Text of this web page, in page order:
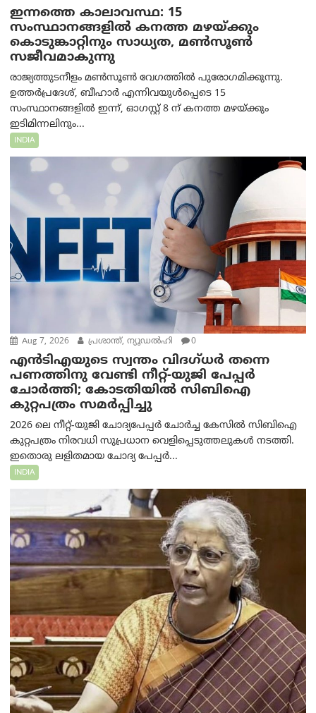
ഇന്നത്തെ കാലാവസ്ഥ: 15
സംസ്ഥാനങ്ങളിൽ കനത്ത മഴയ്ക്കും
കൊടുങ്കാറ്റിനും സാധ്യത, മൺസൂൺ
സജീവമാകുന്നു
രാജ്യത്തുടനീളം മൺസൂൺ വേഗത്തിൽ പുരോഗമിക്കുന്നു.
ഉത്തർപ്രദേശ്, ബീഹാർ എന്നിവയുൾപ്പെടെ 15
സംസ്ഥാനങ്ങളിൽ ഇന്ന്, ഓഗസ്റ്റ് 8 ന് കനത്ത മഴയ്ക്കും
ഇടിമിന്നലിനും...
INDIA
Aug 7, 2026 പ്രശാന്ത്, ന്യൂഡല്‍ഹി 0
എൻ‌ടി‌എയുടെ സ്വന്തം വിദഗ്ധർ തന്നെ
പണത്തിനു വേണ്ടി നീറ്റ്-യു‌ജി പേപ്പർ
ചോർത്തി; കോടതിയില്‍ സിബിഐ
കുറ്റപത്രം സമര്‍പ്പിച്ചു
2026 ലെ നീറ്റ്-യുജി ചോദ്യപേപ്പർ ചോർച്ച കേസിൽ സിബിഐ
കുറ്റപത്രം നിരവധി സുപ്രധാന വെളിപ്പെടുത്തലുകൾ നടത്തി.
ഇതൊരു ലളിതമായ ചോദ്യ പേപ്പർ...
INDIA